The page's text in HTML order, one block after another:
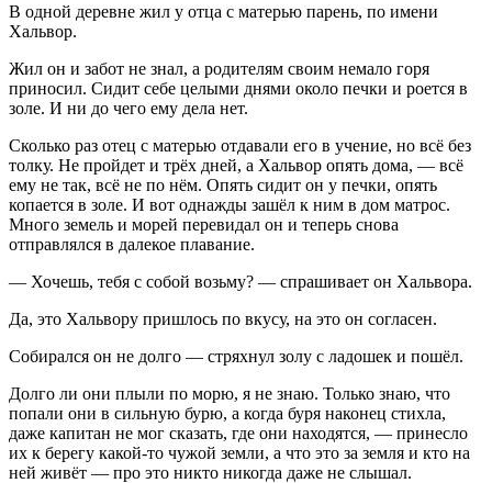
В одной деревне жил у отца с матерью парень, по имени
Хальвор.
Жил он и забот не знал, а родителям своим немало горя
приносил. Сидит себе целыми днями около печки и роется в
золе. И ни до чего ему дела нет.
Сколько раз отец с матерью отдавали его в учение, но всё без
толку. Не пройдет и трёх дней, а Хальвор опять дома, — всё
ему не так, всё не по нём. Опять сидит он у печки, опять
копается в золе. И вот однажды зашёл к ним в дом матрос.
Много земель и морей перевидал он и теперь снова
отправлялся в далекое плавание.
— Хочешь, тебя с собой возьму? — спрашивает он Хальвора.
Да, это Хальвору пришлось по вкусу, на это он согласен.
Собирался он не долго — стряхнул золу с ладошек и пошёл.
Долго ли они плыли по морю, я не знаю. Только знаю, что
попали они в сильную бурю, а когда буря наконец стихла,
даже капитан не мог сказать, где они находятся, — принесло
их к берегу какой-то чужой земли, а что это за земля и кто на
ней живёт — про это никто никогда даже не слышал.